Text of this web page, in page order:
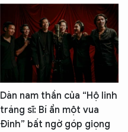
Dàn nam thần của “Hộ linh
tráng sĩ: Bí ẩn một vua
Đinh” bất ngờ góp giọng